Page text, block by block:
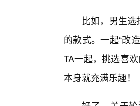
比如，男生
的款式。一起“改
TA一起，挑选喜
本身就充满乐趣！